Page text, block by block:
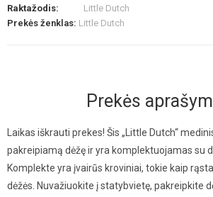
Raktažodis:
Little Dutch
Prekės ženklas: Little Dutch
Prekės
Laikas iškrauti prekes! Šis „Little Dutch“
pakreipiamą dėžę ir yra komplektuojamas su
Komplekte yra įvairūs kroviniai, tokie kaip
dėžės. Nuvažiuokite į statybvietę, pakreipkite